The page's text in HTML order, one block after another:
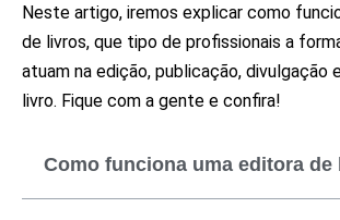
Neste artigo, iremos explicar como
de livros, que tipo de profissionais a
atuam na edição, publicação, divulgação
livro. Fique com a gente e confira!
Como funciona uma editora de